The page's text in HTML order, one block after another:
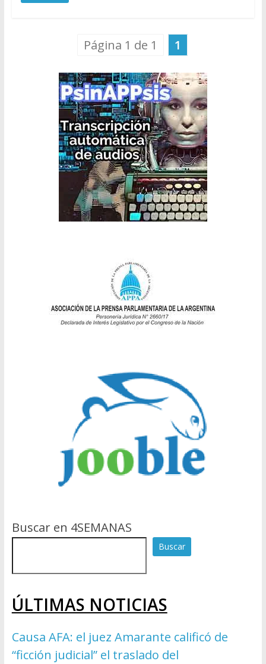
Página 1 de 1 1
Buscar en 4SEMANAS
Buscar
ÚLTIMAS NOTICIAS
Causa AFA: el juez Amarante calificó de
“ficción judicial” el traslado del